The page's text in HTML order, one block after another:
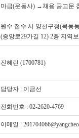
마급(운동사) →채용 공고문
원수 접수 시 양천구청(목동
(중앙로29가길 12) 2층 지역
진혜린 (1700781)
담당자 : 이금선
전화번호 : 02-2620-4769
이메일 :